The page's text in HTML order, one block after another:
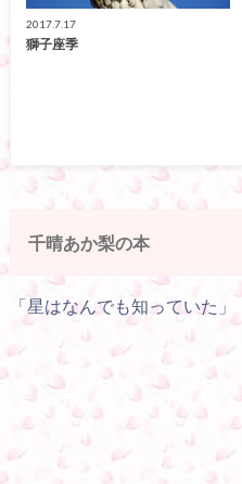
2017.7.17
獅子座季
千晴あか梨の本
「星はなんでも知っていた」